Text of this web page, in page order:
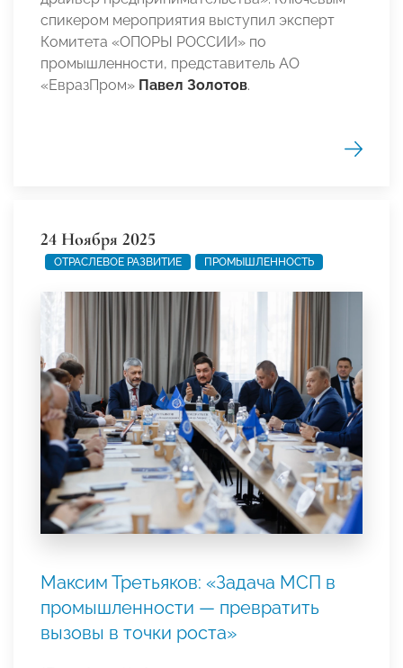
спикером мероприятия выступил эксперт
Комитета «ОПОРЫ РОССИИ» по
промышленности, представитель АО
«ЕвразПром» Павел Золотов.
24 Ноября 2025
ОТРАСЛЕВОЕ РАЗВИТИЕ ПРОМЫШЛЕННОСТЬ
Максим Третьяков: «Задача МСП в
промышленности — превратить
вызовы в точки роста»